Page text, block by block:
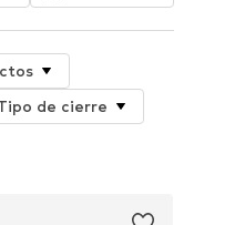
de cierre